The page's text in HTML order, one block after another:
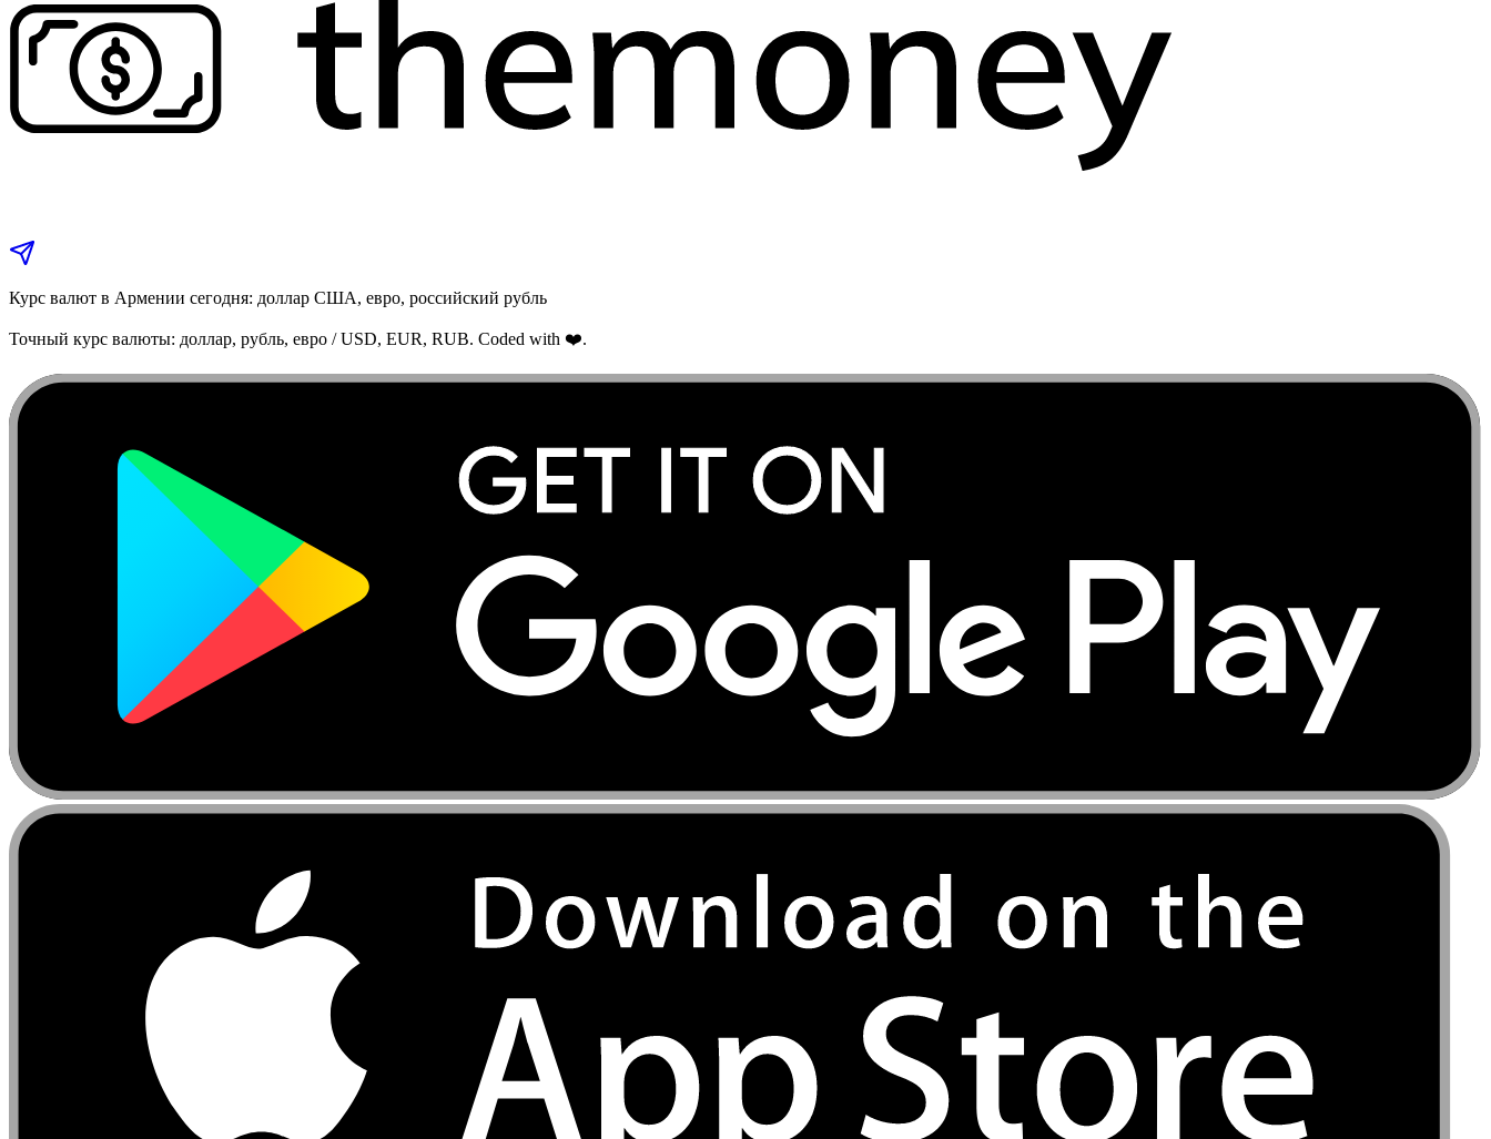
Курс валют в Армении сегодня: доллар США, евро, российский рубль
Точный курс валюты: доллар, рубль, евро / USD, EUR, RUB. Coded with ❤️.